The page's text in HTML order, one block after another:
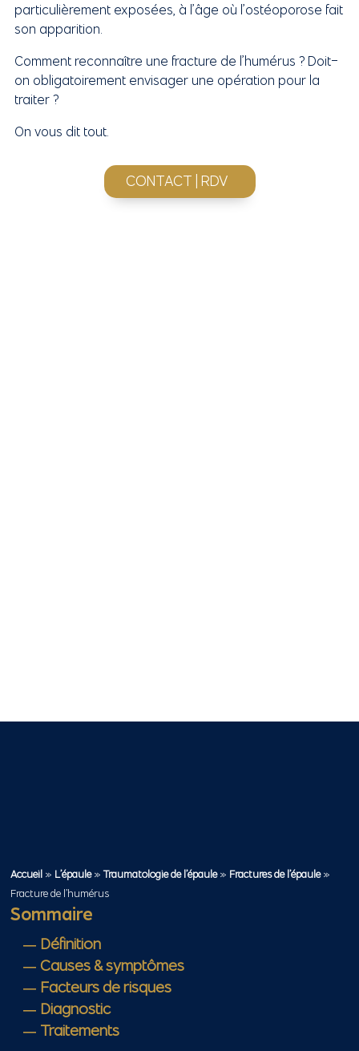
particulièrement exposées, à l’âge où l’ostéoporose fait
son apparition.
Comment reconnaître une fracture de l’humérus ? Doit-
on obligatoirement envisager une opération pour la
traiter ?
On vous dit tout.
CONTACT | RDV
Accueil » L’épaule»Traumatologie de l’épaule» Fractures de l’épaule»
Fracture de l’humérus
Sommaire
Définition
Causes & symptômes
Facteurs de risques
Diagnostic
Traitements